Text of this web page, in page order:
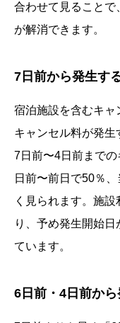
合わせて見ることで
が解消できます。
7日前から発生す
宿泊施設を含むキャ
キャンセル料が発
7日前〜4日前まで
日前〜前日で50％
く見られます。施
り、予め発生開始
ています。
6日前・4日前か